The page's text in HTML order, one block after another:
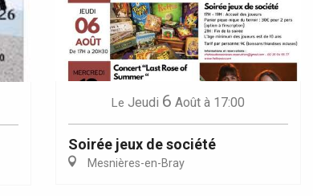
Le Jeudi 6 Août à 17:00
Soirée jeux de société
Mesnières-en-Bray